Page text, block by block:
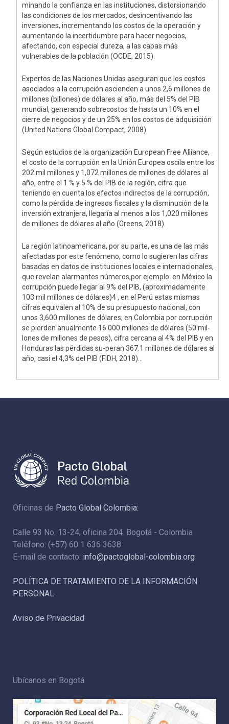
minando la confianza en las instituciones, distorsionando
las condiciones de los mercados, desincentivando las
inversiones, incrementando los costos de la operación y
aumentando la incertidumbre para hacer negocios,
afectando, con especial dureza, a las capas más
vulnerables de la población (OCDE, 2015).
Expertos de las Naciones Unidas aseguran que los costos
asociados a la corrupción ascienden a unos 2,6 millones de
millones (billones) de dólares al año, más del 5% del PIB
mundial, generando sobrecostos de hasta un 10% en el
cierre de negocios y de un 25% en los costos de adquisición
(United Nations Global Compact, 2008).
Según estudios de la organización European Free Alliance,
el costo de la corrupción en la Unión Europea oscila entre los
202 mil millones y 1,072 millones de millones de dólares al
año, entre el 1 % y 5 % del PIB de la región, cifra que
teniendo en cuenta los efectos indirectos de la corrupción,
como la pérdida de ingresos fiscales y la disminución de la
inversión extranjera, llegaría al menos a los 1,020 millones
de millones de dólares al año (Greens, 2018).
La región latinoamericana, por su parte, es una de las más
afectadas por este fenómeno, como lo sugieren las cifras
basadas en datos de instituciones locales e internacionales,
que revelan alarmantes números,por ejemplo: en México la
corrupción puede llegar al 9% del PIB, (aproximadamente
103 mil millones de dólares)4 , en el Perú estas mismas
cifras equivalen al 10% de su presupuesto nacional, con
unos 3,600 millones de dólares; en Colombia por corrupción
se pierden anualmente 16.000 millones de dólares (50 mil-
lones de millones de pesos), cifra cercana al 4% del PIB y en
Honduras las pérdidas su-peran 367.1 millones de dólares al
año, casi el 4,3% del PIB (FIDH, 2018)...
Oficinas de Pacto Global Colombia:
Calle 93 No. 13-24, oficina 204. Bogotá - Colombia
Teléfono: (+57) 60 1 636 3638
E-mail de contacto: info@pactoglobal-colombia.org
POLÍTICA DE TRATAMIENTO DE LA INFORMACIÓN
PERSONAL
Aviso de Privacidad
Ubícanos en Bogotá